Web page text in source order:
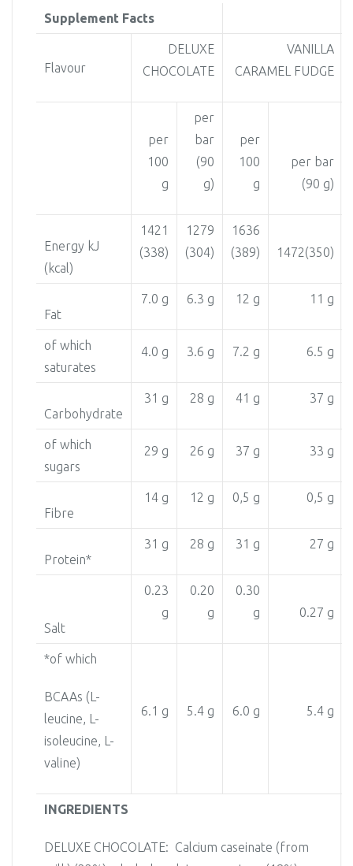
Supplement Facts
Flavour
DELUXE
CHOCOLATE
VANILLA
CARAMEL FUDGE
per
100
g
per
bar
(90
g)
per
100
g
per bar
(90 g)
Energy kJ
(kcal)
1421
(338)
1279
(304)
1636
(389)
1472(350)
Fat
7.0 g 6.3 g 12 g 11 g
of which
saturates
4.0 g 3.6 g 7.2 g 6.5 g
Carbohydrate
31 g 28 g 41 g 37 g
of which
sugars
29 g 26 g 37 g 33 g
Fibre
14 g 12 g 0,5 g 0,5 g
Protein*
31 g 28 g 31 g 27 g
Salt
0.23
g
0.20
g
0.30
g
0.27 g
*of which
BCAAs (L-
leucine, L-
isoleucine, L-
valine)
6.1 g 5.4 g 6.0 g 5.4 g
INGREDIENTS
DELUXE CHOCOLATE: Calcium caseinate (from